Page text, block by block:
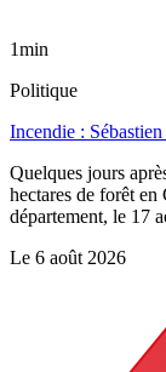
1min
Politique
Incendie :
Quelques jours
hectares de forêt
département, le 17
Le 6 août 2026